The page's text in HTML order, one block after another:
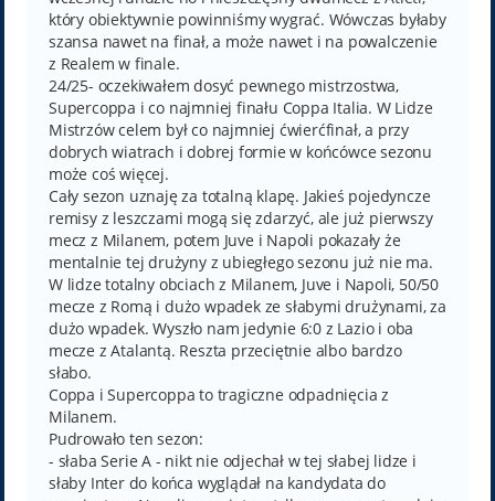
który obiektywnie powinniśmy wygrać. Wówczas byłaby
szansa nawet na finał, a może nawet i na powalczenie
z Realem w finale.
24/25- oczekiwałem dosyć pewnego mistrzostwa,
Supercoppa i co najmniej finału Coppa Italia. W Lidze
Mistrzów celem był co najmniej ćwierćfinał, a przy
dobrych wiatrach i dobrej formie w końcówce sezonu
może coś więcej.
Cały sezon uznaję za totalną klapę. Jakieś pojedyncze
remisy z leszczami mogą się zdarzyć, ale już pierwszy
mecz z Milanem, potem Juve i Napoli pokazały że
mentalnie tej drużyny z ubiegłego sezonu już nie ma.
W lidze totalny obciach z Milanem, Juve i Napoli, 50/50
mecze z Romą i dużo wpadek ze słabymi drużynami, za
dużo wpadek. Wyszło nam jedynie 6:0 z Lazio i oba
mecze z Atalantą. Reszta przeciętnie albo bardzo
słabo.
Coppa i Supercoppa to tragiczne odpadnięcia z
Milanem.
Pudrowało ten sezon:
- słaba Serie A - nikt nie odjechał w tej słabej lidze i
słaby Inter do końca wyglądał na kandydata do